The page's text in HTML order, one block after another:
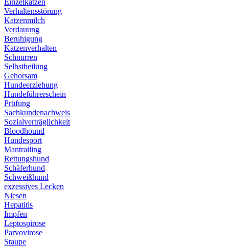
Einzelkatzen
Verhaltensstörung
Katzenmilch
Verdauung
Beruhigung
Katzenverhalten
Schnurren
Selbstheilung
Gehorsam
Hundeerziehung
Hundeführerschein
Prüfung
Sachkundenachweis
Sozialverträglichkeit
Bloodhound
Hundesport
Mantrailing
Rettungshund
Schäferhund
Schweißhund
exzessives Lecken
Niesen
Hepatitis
Impfen
Leptospirose
Parvovirose
Staupe